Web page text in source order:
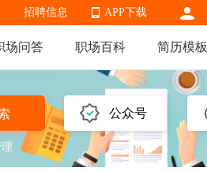
APP下载
APP下载
招聘信息
场问答 职场百科 简历模板
公众号